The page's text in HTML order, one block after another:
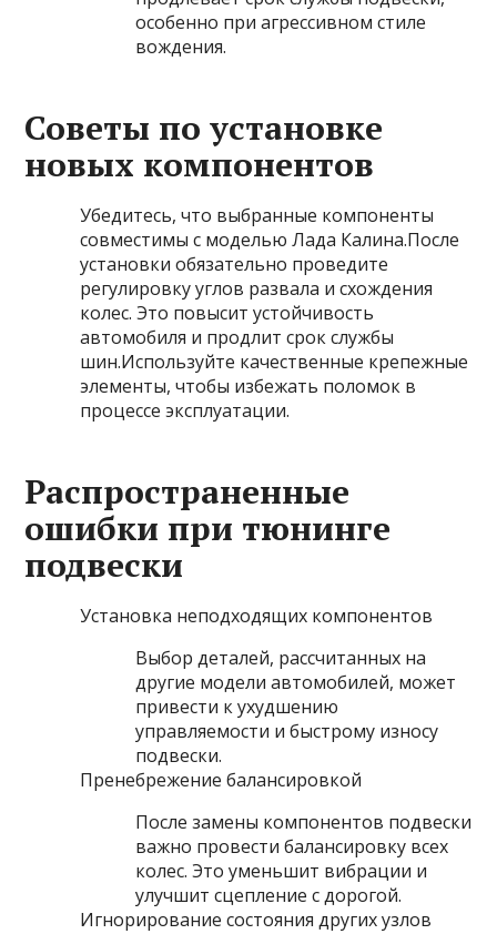
особенно при агрессивном стиле
вождения.
Советы по установке
новых компонентов
Убедитесь, что выбранные компоненты
совместимы с моделью Лада Калина.После
установки обязательно проведите
регулировку углов развала и схождения
колес. Это повысит устойчивость
автомобиля и продлит срок службы
шин.Используйте качественные крепежные
элементы, чтобы избежать поломок в
процессе эксплуатации.
Распространенные
ошибки при тюнинге
подвески
Установка неподходящих компонентов
Выбор деталей, рассчитанных на
другие модели автомобилей, может
привести к ухудшению
управляемости и быстрому износу
подвески.
Пренебрежение балансировкой
После замены компонентов подвески
важно провести балансировку всех
колес. Это уменьшит вибрации и
улучшит сцепление с дорогой.
Игнорирование состояния других узлов